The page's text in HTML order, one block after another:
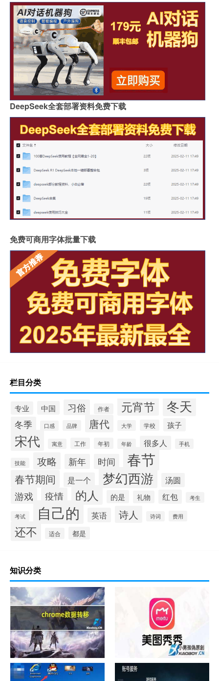
DeepSeek全套部署资料免费下载
免费可商用字体批量下载
栏目分类
专业 中国 习俗 作者 元宵节 冬天
冬季 口感 品牌 唐代 大学 学校 孩子
宋代 寓意 工作 年初 年龄 很多人 手机
技能 攻略 新年 时间 春节
春节期间 是一个 梦幻西游 汤圆
游戏 疫情 的人 的是 礼物 红包 考生
考试 自己的 英语 诗人 诗词 费用
还不 适合 都是
知识分类
chrome数据转移 怎样给照片换背景